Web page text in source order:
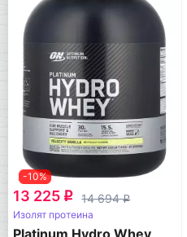
-10%
13 225 q 14 694q
Изолят протеина